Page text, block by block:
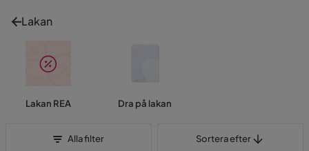
Lakan
Lakan REA Dra på lakan
Alla filter Sortera efter